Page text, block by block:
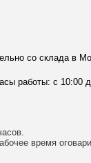
со склада в
работы: с 10:00
время